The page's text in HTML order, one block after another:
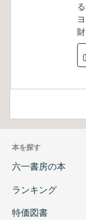
本を探す
六一書房の本
ランキング
特価図書